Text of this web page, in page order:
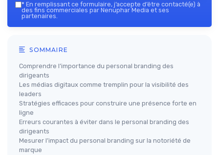
* En remplissant ce formulaire, j’accepte d’être contacté(e) à
des fins commerciales par Nenuphar Media et ses
partenaires.
SOMMAIRE
Comprendre l’importance du personal branding des
dirigeants
Les médias digitaux comme tremplin pour la visibilité des
leaders
Stratégies efficaces pour construire une présence forte en
ligne
Erreurs courantes à éviter dans le personal branding des
dirigeants
Mesurer l’impact du personal branding sur la notoriété de
marque